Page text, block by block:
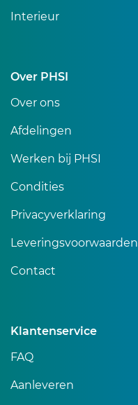
Interieur
Over PHSI
Over ons
Afdelingen
Werken bij PHSI
Condities
Privacyverklaring
Leveringsvoorwaarden
Contact
Klantenservice
FAQ
Aanleveren